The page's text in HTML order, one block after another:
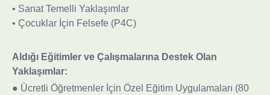
• Sanat Temelli Yaklaşımlar
• Çocuklar İçin Felsefe (P4C)
Aldığı Eğitimler ve Çalışmalarına Destek Olan
Yaklaşımlar:
● Ücretli Öğretmenler İçin Özel Eğitim Uygulamaları (80